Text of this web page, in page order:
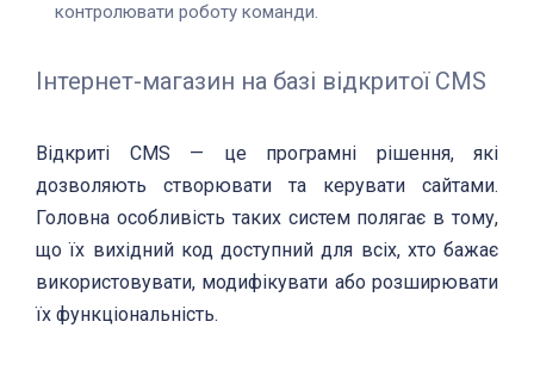
контролювати роботу команди.
Інтернет-магазин на базі відкритої CMS
Відкриті CMS — це програмні рішення, які
дозволяють створювати та керувати сайтами.
Головна особливість таких систем полягає в тому,
що їх вихідний код доступний для всіх, хто бажає
використовувати, модифікувати або розширювати
їх функціональність.